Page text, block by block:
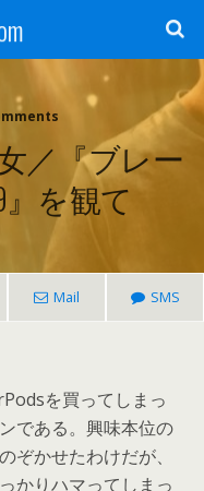
／『ブレー
を観て
Mail SMS
を買ってしまっ
である。興味本位の
ぞかせたわけだが、
かりハマってしまっ